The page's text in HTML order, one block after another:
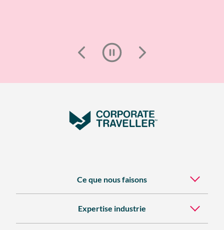
Ce que nous faisons
Expertise industrie